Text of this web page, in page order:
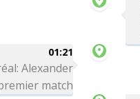
01:21
Alexander
match